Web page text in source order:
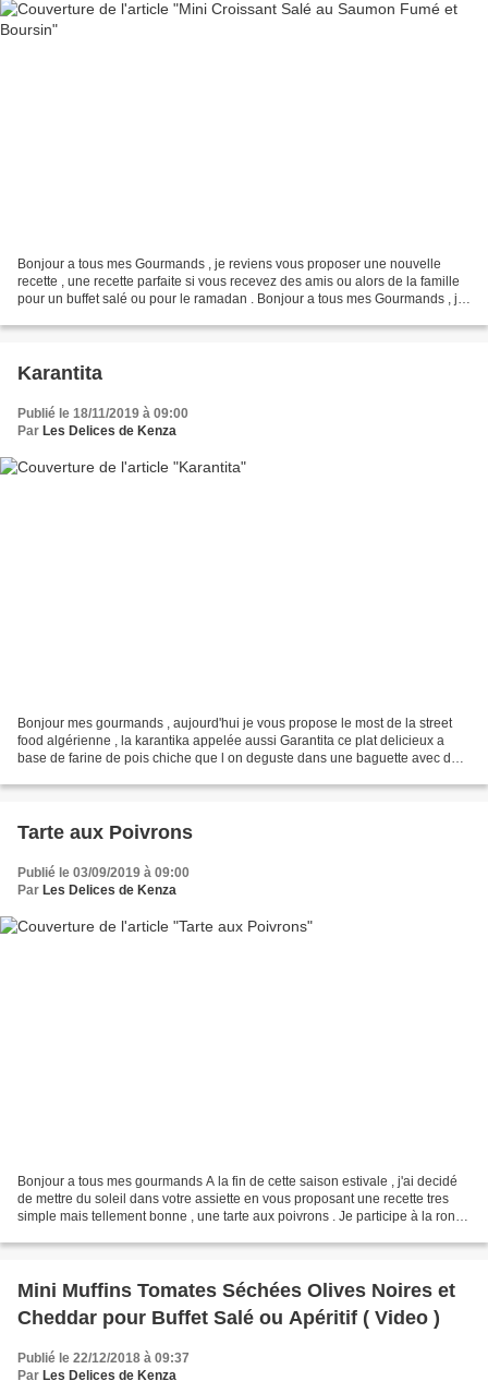
Bonjour a tous mes Gourmands , je reviens vous proposer une nouvelle
recette , une recette parfaite si vous recevez des amis ou alors de la famille
pour un buffet salé ou pour le ramadan . Bonjour a tous mes Gourmands , je
Karantita
Publié le 18/11/2019 à 09:00
Par Les Delices de Kenza
Bonjour mes gourmands , aujourd'hui je vous propose le most de la street
food algérienne , la karantika appelée aussi Garantita ce plat delicieux a
base de farine de pois chiche que l on deguste dans une baguette avec de
Tarte aux Poivrons
Publié le 03/09/2019 à 09:00
Par Les Delices de Kenza
Bonjour a tous mes gourmands A la fin de cette saison estivale , j'ai decidé
de mettre du soleil dans votre assiette en vous proposant une recette tres
simple mais tellement bonne , une tarte aux poivrons . Je participe à la ronde
Mini Muffins Tomates Séchées Olives Noires et
Cheddar pour Buffet Salé ou Apéritif ( Video )
Publié le 22/12/2018 à 09:37
Par Les Delices de Kenza